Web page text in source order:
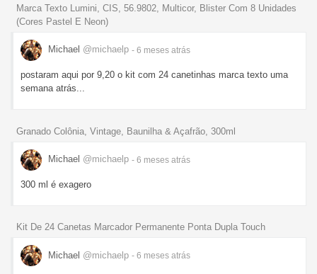
Marca Texto Lumini, CIS, 56.9802, Multicor, Blister Com 8 Unidades
(Cores Pastel E Neon)
Michael @michaelp - 6 meses atrás
postaram aqui por 9,20 o kit com 24 canetinhas marca texto uma
semana atrás...
Granado Colônia, Vintage, Baunilha & Açafrão, 300ml
Michael @michaelp - 6 meses atrás
300 ml é exagero
Kit De 24 Canetas Marcador Permanente Ponta Dupla Touch
Michael @michaelp - 6 meses atrás